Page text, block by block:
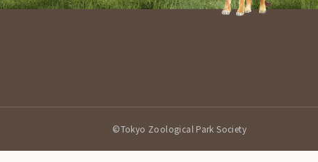
©Tokyo Zoological Park Society